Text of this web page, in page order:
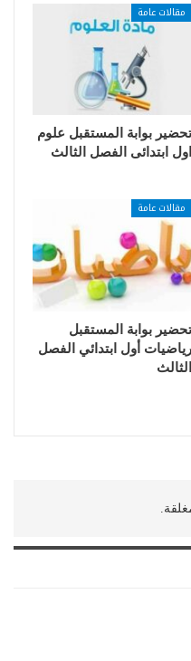
مقالات عامة
تحضير بوابة المستقبل علوم
اول ابتدائى الفصل الثالث
مقالات عامة
تحضير بوابة المستقبل
رياضيات أول ابتدائي الفصل
الثالث